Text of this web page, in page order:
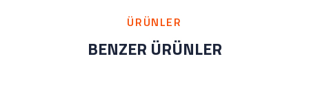
ÜRÜNLER
BENZER ÜRÜNLER